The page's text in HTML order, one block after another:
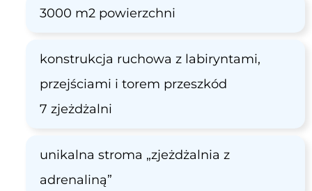
3000 m2 powierzchni
konstrukcja ruchowa z labiryntami,
przejściami i torem przeszkód
7 zjeżdżalni
unikalna stroma „zjeżdżalnia z
adrenaliną”